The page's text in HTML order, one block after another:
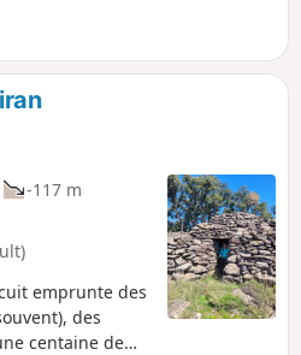
d'attention
Le reste du
-117 m
emprunte des
des
centaine de